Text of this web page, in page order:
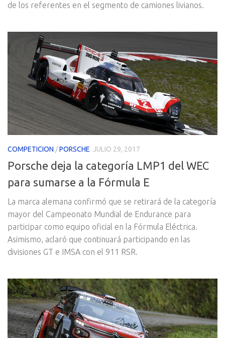
de los referentes en el segmento de camiones livianos.
COMPETICION /PORSCHE JULIO 29, 2017
Porsche deja la categoría LMP1 del WEC
para sumarse a la Fórmula E
La marca alemana confirmó que se retirará de la categoría
mayor del Campeonato Mundial de Endurance para
participar como equipo oficial en la Fórmula Eléctrica.
Asimismo, aclaró que continuará participando en las
divisiones GT e IMSA con el 911 RSR.